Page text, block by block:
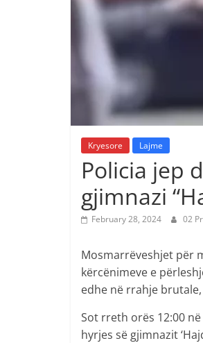
Kryesore Lajme
Policia jep
gjimnazi
February 28, 2024 02
Mosmarrëveshjet për
kërcënimeve e
edhe në rrahje
Sot rreth orës 12:00
hyrjes së gjimnazit